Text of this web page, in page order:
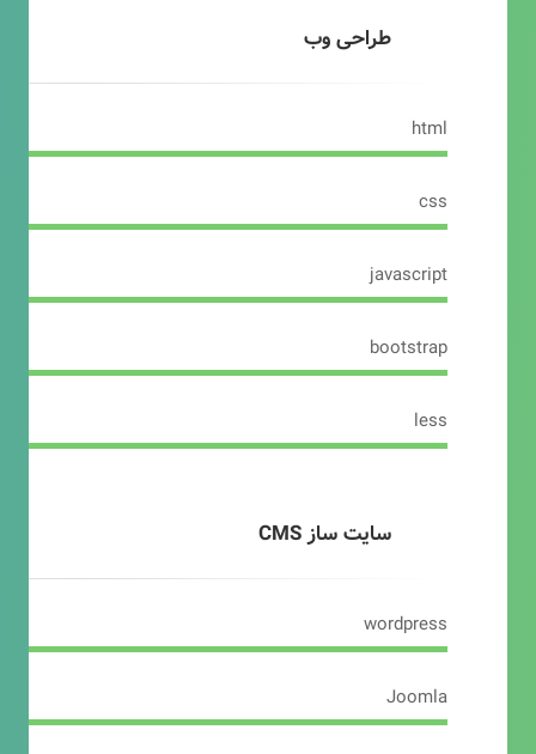
طراحی وب
html
css
javascript
bootstrap
less
سایت ساز CMS
wordpress
Joomla